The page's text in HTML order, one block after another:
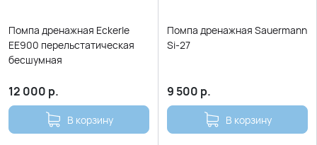
Помпа дренажная Eckerle
EE900 перельстатическая
бесшумная
12 000 р.
В корзину
Помпа дренажная Sauermann
Si-27
9 500 р.
В корзину